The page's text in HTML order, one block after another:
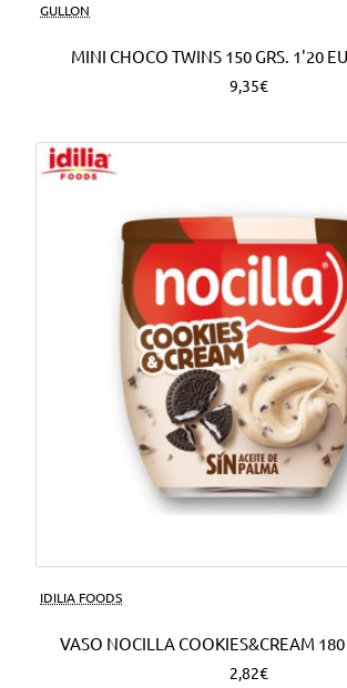
GULLON
MINI CHOCO TWINS 150
9,35€
IDILIA FOODS
VASO NOCILLA COOKIES&CREAM 180
2,82€